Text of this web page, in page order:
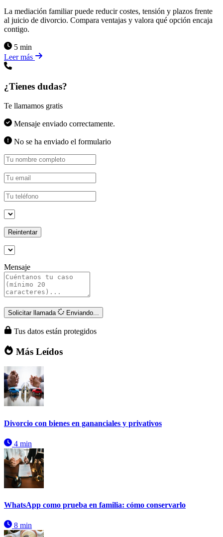
La mediación familiar puede reducir costes, tensión y plazos frente
al juicio de divorcio. Compara ventajas y valora qué opción encaja
contigo.
5 min
Leer más
¿Tienes dudas?
Te llamamos gratis
Mensaje enviado correctamente.
No se ha enviado el formulario
Reintentar
Mensaje
Solicitar llamada Enviando...
Tus datos están protegidos
Más Leídos
Divorcio con bienes en gananciales y privativos
4 min
WhatsApp como prueba en familia: cómo conservarlo
8 min